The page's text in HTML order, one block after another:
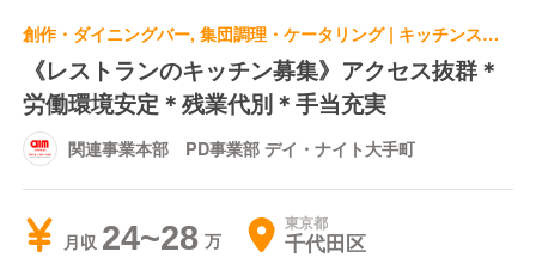
創作・ダイニングバー, 集団調理・ケータリング | キッチンスタッフ | 関連事業本部 PD事業部 デイ・ナイト大手町
《レストランのキッチン募集》アクセス抜群＊
労働環境安定＊残業代別＊手当充実
関連事業本部 PD事業部 デイ・ナイト大手町
月収 24~28 東京都
千代田区